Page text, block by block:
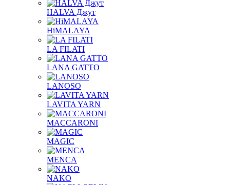
HALVA Джут
HiMALAYA
LA FILATI
LANA GATTO
LANOSO
LAVITA YARN
MACCARONI
MAGIC
MENCA
NAKO